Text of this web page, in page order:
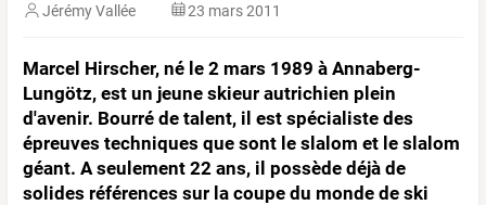
Jérémy Vallée 23 mars 2011
Marcel Hirscher, né le 2 mars 1989 à Annaberg-
Lungötz, est un jeune skieur autrichien plein
d'avenir. Bourré de talent, il est spécialiste des
épreuves techniques que sont le slalom et le slalom
géant. A seulement 22 ans, il possède déjà de
solides références sur la coupe du monde de ski